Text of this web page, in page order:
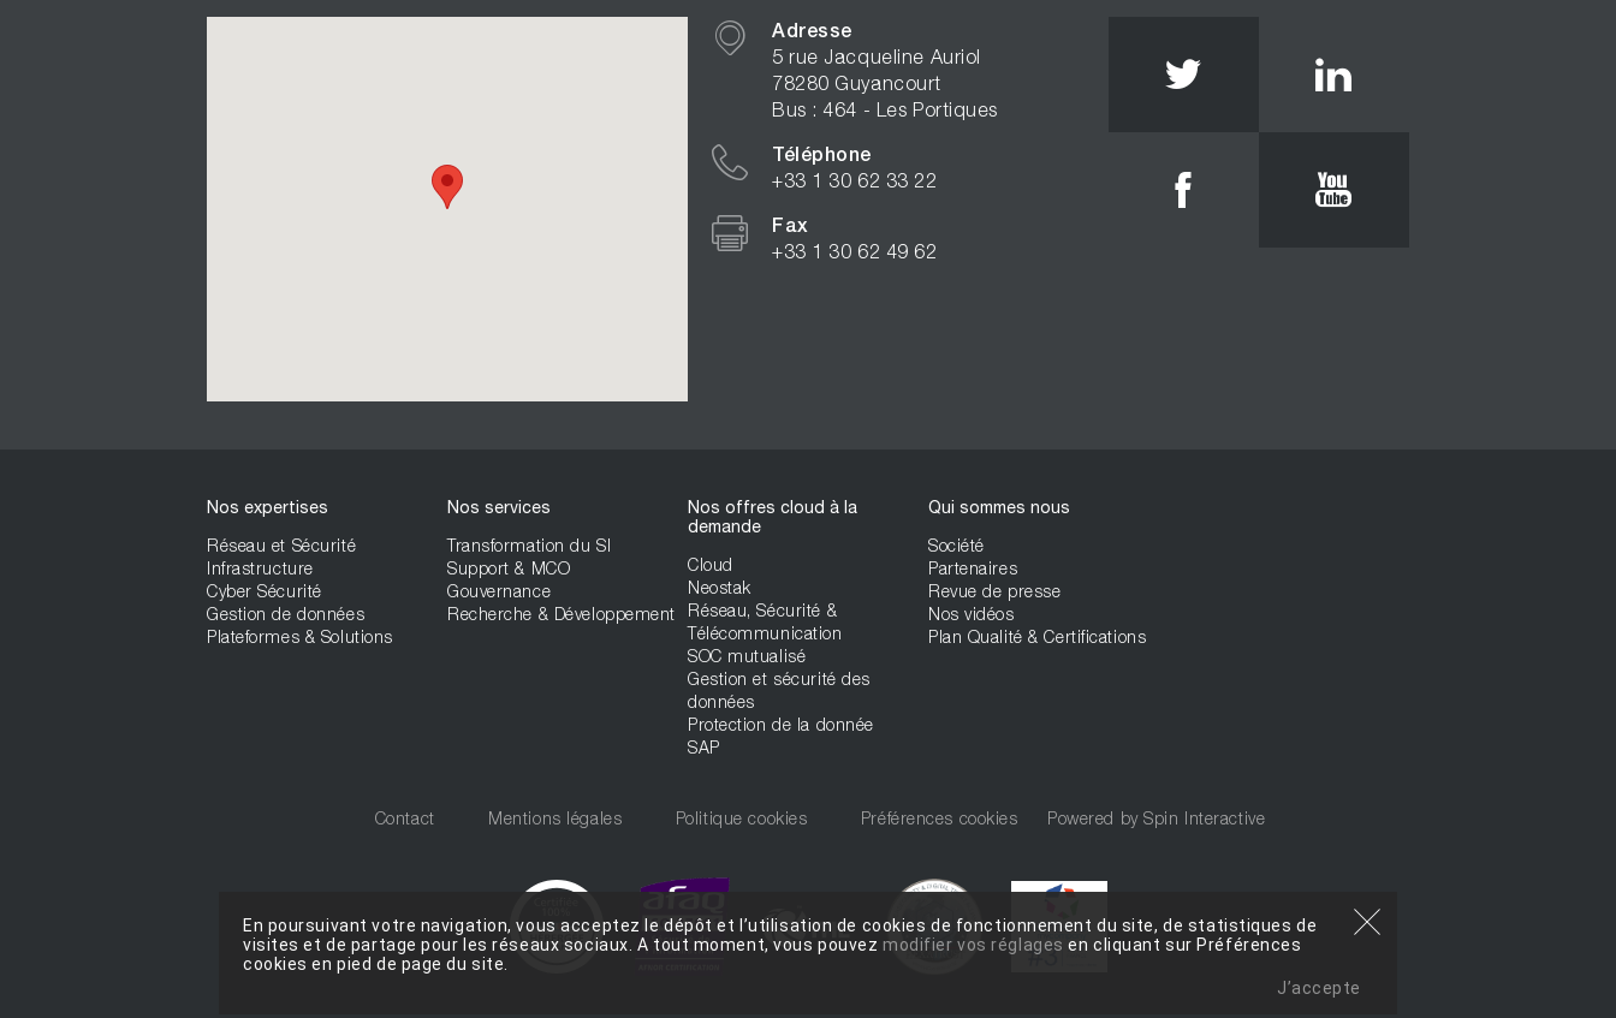
Adresse
5 rue Jacqueline Auriol
78280 Guyancourt
Bus : 464 - Les Portiques
Téléphone
+33 1 30 62 33 22
Fax
+33 1 30 62 49 62
Twitter Linkedin
FacebookYoutube
Nos expertises
Réseau et Sécurité
Infrastructure
Cyber Sécurité
Gestion de données
Plateformes & Solutions
Nos services
Transformation du SI
Support & MCO
Gouvernance
Recherche & Développement
Nos offres cloud à la
demande
Cloud
Neostak
Réseau, Sécurité &
Télécommunication
SOC mutualisé
Gestion et sécurité des
données
Protection de la donnée
SAP
Qui sommes nous
Société
Partenaires
Revue de presse
Nos vidéos
Plan Qualité & Certifications
Contact Mentions légales Politique cookies Préférences cookies Powered bySpin Interactive
En poursuivant votre navigation, vous acceptez le dépôt et l’utilisation de cookies de fonctionnement du site, de statistiques de
visites et de partage pour les réseaux sociaux. A tout moment, vous pouvez modifier vos réglages en cliquant sur Préférences
cookies en pied de page du site.
J’accepte